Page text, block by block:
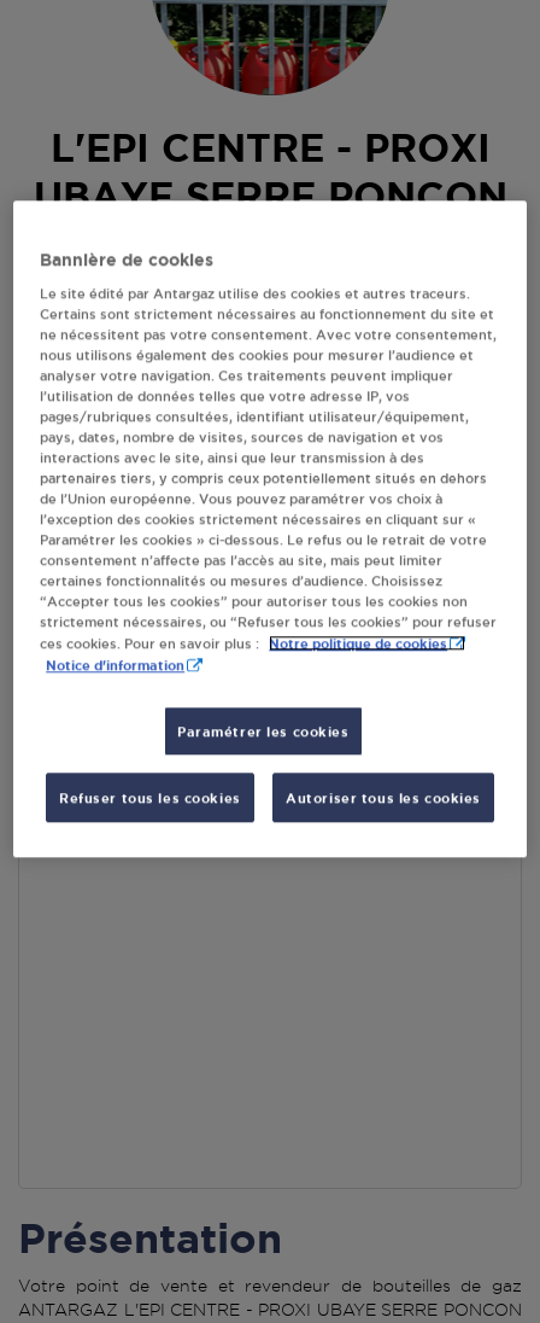
L'EPI CENTRE - PROXI
UBAYE SERRE PONCON
RUE HONORE CHARBONNIER
Revendeur de bouteilles de gaz
S'Y RENDRE
AFFICHER LE TÉLÉPHONE
RECEVOIR LES COORDONNÉES DU REVENDEUR
En cliquant sur « S’y rendre », j’autorise le traitement
d’informations (dont mon adresse IP) et leur transfert hors UE
par Google Maps afin d’afficher la carte.
En savoir plus
Accès
Présentation
Votre point de vente et revendeur de bouteilles de gaz
ANTARGAZ L'EPI CENTRE - PROXI UBAYE SERRE PONCON
Bannière de cookies
Le site édité par Antargaz utilise des cookies et autres traceurs.
Certains sont strictement nécessaires au fonctionnement du site et
ne nécessitent pas votre consentement. Avec votre consentement,
nous utilisons également des cookies pour mesurer l’audience et
analyser votre navigation. Ces traitements peuvent impliquer
l’utilisation de données telles que votre adresse IP, vos
pages/rubriques consultées, identifiant utilisateur/équipement,
pays, dates, nombre de visites, sources de navigation et vos
interactions avec le site, ainsi que leur transmission à des
partenaires tiers, y compris ceux potentiellement situés en dehors
de l’Union européenne. Vous pouvez paramétrer vos choix à
l’exception des cookies strictement nécessaires en cliquant sur «
Paramétrer les cookies » ci-dessous. Le refus ou le retrait de votre
consentement n’affecte pas l’accès au site, mais peut limiter
certaines fonctionnalités ou mesures d’audience. Choisissez
“Accepter tous les cookies” pour autoriser tous les cookies non
strictement nécessaires, ou “Refuser tous les cookies” pour refuser
ces cookies. Pour en savoir plus :
Notre politique de cookies
Notice d'information
Paramétrer les cookies
Refuser tous les cookies Autoriser tous les cookies